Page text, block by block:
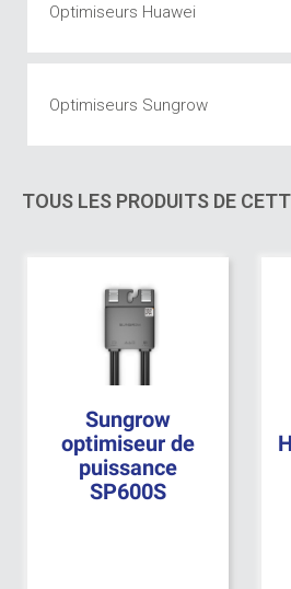
Optimiseurs Huawei
Optimiseurs Sungrow
TOUS LES PRODUITS DE
Sungrow
optimiseur de
puissance
SP600S